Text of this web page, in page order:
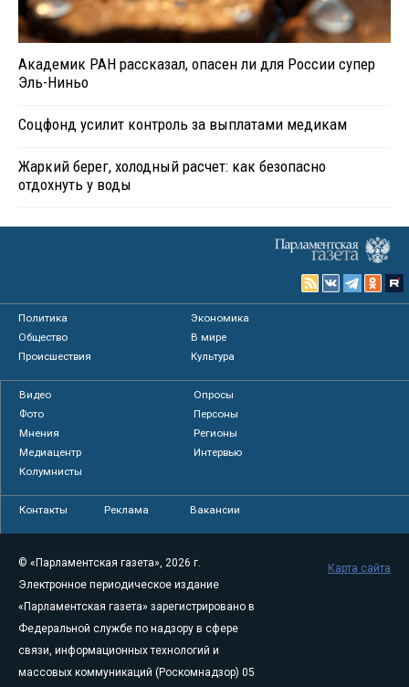
Академик РАН рассказал, опасен ли для России супер
Эль-Ниньо
Соцфонд усилит контроль за выплатами медикам
Жаркий берег, холодный расчет: как безопасно
отдохнуть у воды
Политика
Экономика
Общество
В мире
Происшествия
Культура
Видео
Опросы
Фото
Персоны
Мнения
Регионы
Медиацентр
Интервью
Колумнисты
Контакты Реклама Вакансии
© «Парламентская газета», 2026 г.
Электронное периодическое издание
«Парламентская газета» зарегистрировано в
Федеральной службе по надзору в сфере
связи, информационных технологий и
массовых коммуникаций (Роскомнадзор) 05
Карта сайта